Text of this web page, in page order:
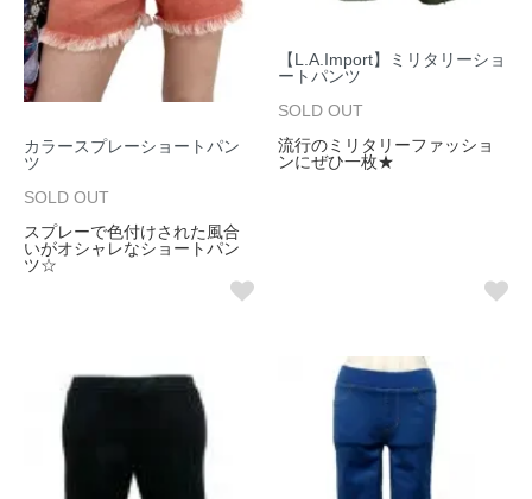
カラースプレーショートパン
ツ
SOLD OUT
スプレーで色付けされた風合
いがオシャレなショートパン
ツ☆
【L.A.Import】ミリタリーショ
ートパンツ
SOLD OUT
流行のミリタリーファッショ
ンにぜひ一枚★